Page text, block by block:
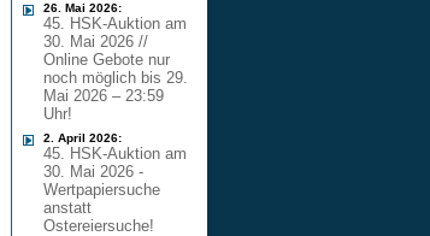
26. Mai 2026:
45. HSK-Auktion am
30. Mai 2026 //
Online Gebote nur
noch möglich bis 29.
Mai 2026 – 23:59
Uhr!
2. April 2026:
45. HSK-Auktion am
30. Mai 2026 -
Wertpapiersuche
anstatt
Ostereiersuche!